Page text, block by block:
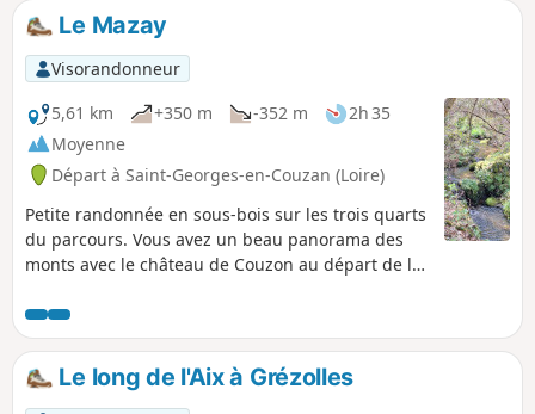
Le Mazay
Visorandonneur
5,61 km
+350 m -352 m
2h 35
Moyenne
Départ à Saint-Georges-en-Couzan (Loire)
Petite randonnée en sous-bois sur les trois quarts
du parcours. Vous avez un beau panorama des
monts avec le château de Couzon au départ de la
palier qui est facilement abordable et passe aux
abords d'un ruisseau à mi-parcours, qui vous
permet de vous rafraîchir avant d'entamer la
remontée.
Le long de l'Aix à Grézolles